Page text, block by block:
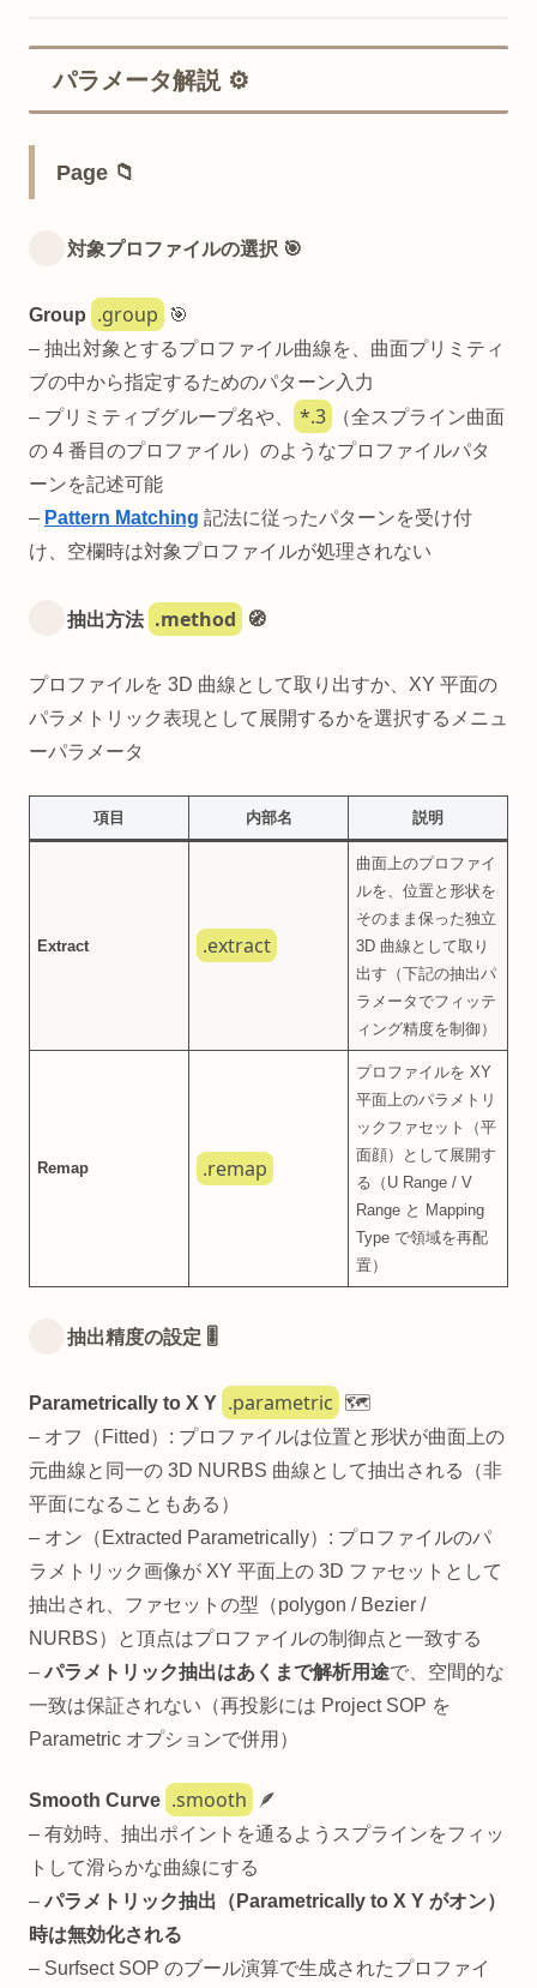
パラメータ解説 ⚙️
Page 📁
対象プロファイルの選択 🎯
Group .group
🎯
– 抽出対象とするプロファイル曲線を、曲面プリミティ
ブの中から指定するためのパターン入力
– プリミティブグループ名や、
*.3
（全スプライン曲面
の 4 番目のプロファイル）のようなプロファイルパタ
ーンを記述可能
– Pattern Matching 記法に従ったパターンを受け付
け、空欄時は対象プロファイルが処理されない
抽出方法 .method 🧭
プロファイルを 3D 曲線として取り出すか、XY 平面の
パラメトリック表現として展開するかを選択するメニュ
ーパラメータ
項目 内部名 説明
Extract .extract
曲面上のプロファイ
ルを、位置と形状を
そのまま保った独立
3D 曲線として取り
出す（下記の抽出パ
ラメータでフィッテ
ィング精度を制御）
Remap .remap
プロファイルを XY
平面上のパラメトリ
ックファセット（平
面顔）として展開す
る（U Range / V
Range と Mapping
Type で領域を再配
置）
抽出精度の設定 🎚️
Parametrically to X Y .parametric
🗺️
– オフ（Fitted）: プロファイルは位置と形状が曲面上の
元曲線と同一の 3D NURBS 曲線として抽出される（非
平面になることもある）
– オン（Extracted Parametrically）: プロファイルのパ
ラメトリック画像が XY 平面上の 3D ファセットとして
抽出され、ファセットの型（polygon / Bezier /
NURBS）と頂点はプロファイルの制御点と一致する
– パラメトリック抽出はあくまで解析用途で、空間的な
一致は保証されない（再投影には Project SOP を
Parametric オプションで併用）
Smooth Curve .smooth
🪶
– 有効時、抽出ポイントを通るようスプラインをフィッ
トして滑らかな曲線にする
– パラメトリック抽出（Parametrically to X Y がオン）
時は無効化される
– Surfsect SOP のブール演算で生成されたプロファイ